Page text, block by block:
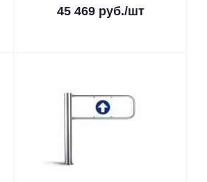
45 469 руб./шт